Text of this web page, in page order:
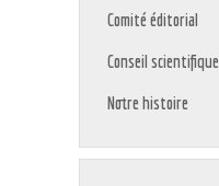
Comité éditorial
Conseil scientifique
Notre histoire